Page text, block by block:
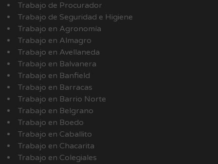
Trabajo de Procurador
Trabajo de Seguridad e Higiene
Trabajo en Agronomía
Trabajo en Almagro
Trabajo en Avellaneda
Trabajo en Balvanera
Trabajo en Banfield
Trabajo en Barracas
Trabajo en Barrio Norte
Trabajo en Belgrano
Trabajo en Boedo
Trabajo en Caballito
Trabajo en Chacarita
Trabajo en Colegiales